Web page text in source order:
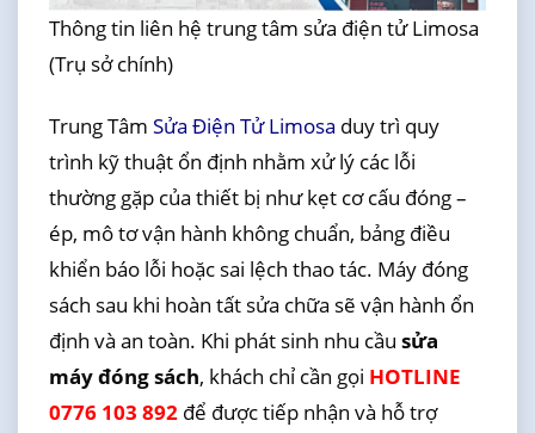
Thông tin liên hệ trung tâm sửa điện tử Limosa
(Trụ sở chính)
Trung Tâm Sửa Điện Tử Limosa duy trì quy
trình kỹ thuật ổn định nhằm xử lý các lỗi
thường gặp của thiết bị như kẹt cơ cấu đóng –
ép, mô tơ vận hành không chuẩn, bảng điều
khiển báo lỗi hoặc sai lệch thao tác. Máy đóng
sách sau khi hoàn tất sửa chữa sẽ vận hành ổn
định và an toàn. Khi phát sinh nhu cầu sửa
máy đóng sách, khách chỉ cần gọi HOTLINE
0776 103 892để được tiếp nhận và hỗ trợ